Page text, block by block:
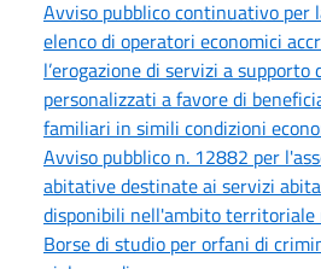
Avviso pubblico continuativo per
elenco di operatori economici
l’erogazione di servizi a supporto
personalizzati a favore di
familiari in simili condizioni
Avviso pubblico n. 12882 per
abitative destinate ai servizi
disponibili nell'ambito territoriale
Borse di studio per orfani di